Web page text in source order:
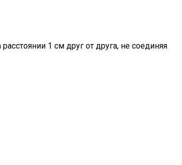
1 см друг от друга, не соединяя